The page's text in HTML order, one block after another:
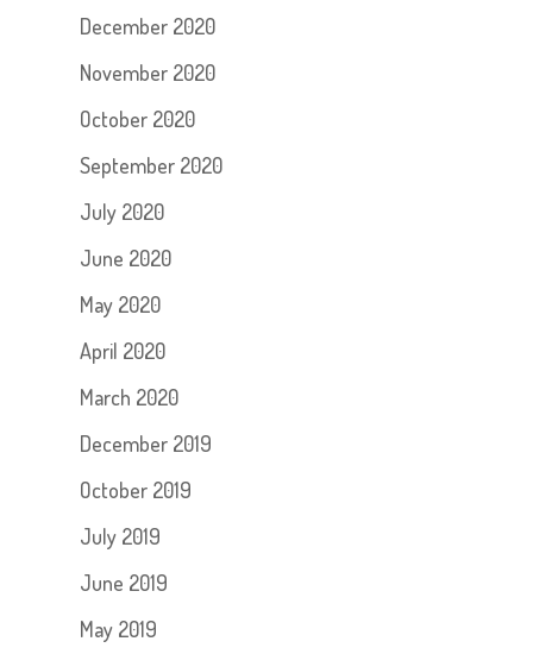
December 2020
November 2020
October 2020
September 2020
July 2020
June 2020
May 2020
April 2020
March 2020
December 2019
October 2019
July 2019
June 2019
May 2019